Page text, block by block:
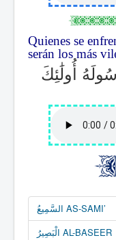
Quienes se
serán los más
أُولَٰئِكَ
السَّمِيعُ AS-SAMI’
الْبَصِيرُ AL-BASEER